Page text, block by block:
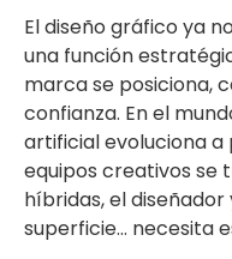
El diseño gráfico ya
una función
marca se posiciona,
confianza. En el
artificial evoluciona a
equipos creativos se
híbridas, el
superficie… necesita